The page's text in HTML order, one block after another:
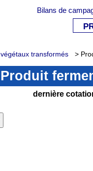
Bilans de
transformés >
Produit
dernière